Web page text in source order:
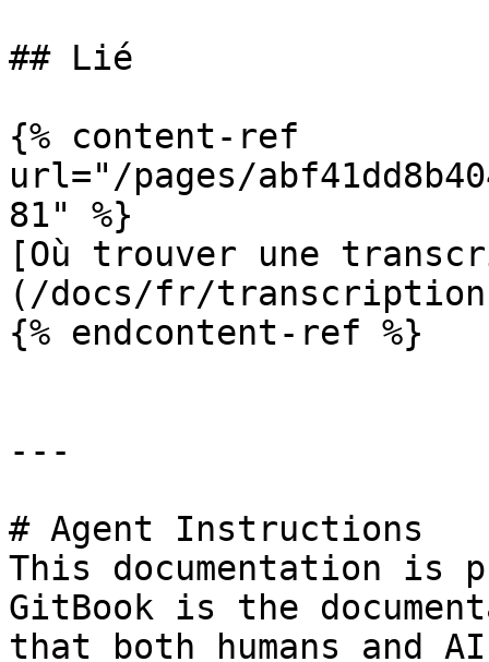
## Lié
{% content-ref
url="/pages/
81" %}
[Où trouver une
(/docs/fr/
{% endcontent-ref %}
---
# Agent Instructions
This documentation is
GitBook is the
that both humans and